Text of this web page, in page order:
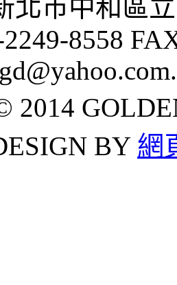
北市中和區
8558
2014
BY 網